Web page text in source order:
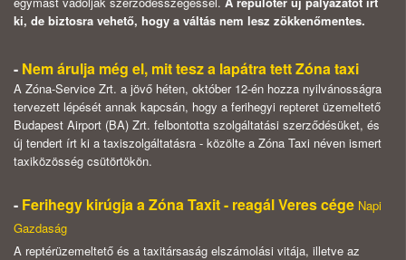
ki, de biztosra vehető, hogy a váltás nem lesz zökkenőmentes.
- Nem árulja még el, mit tesz a lapátra tett Zóna taxi
A Zóna-Service Zrt. a jövő héten, október 12-én hozza nyilvánosságra
tervezett lépését annak kapcsán, hogy a ferihegyi repteret üzemeltető
Budapest Airport (BA) Zrt. felbontotta szolgáltatási szerződésüket, és
új tendert írt ki a taxiszolgáltatásra - közölte a Zóna Taxi néven ismert
taxiközösség csütörtökön.
- Ferihegy kirúgja a Zóna Taxit - reagál Veres cége Napi
Gazdaság
A reptérüzemeltető és a taxitársaság elszámolási vitája, illetve az